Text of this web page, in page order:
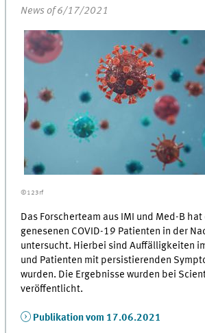
News of 6/17/2021
©123rf
Das Forscherteam aus IMI und Med-B
genesenen COVID-19 Patienten in der
untersucht. Hierbei sind Auffälligkeiten
und Patienten mit persistierenden
wurden. Die Ergebnisse wurden bei
veröffentlicht.
Publikation vom 17.06.2021